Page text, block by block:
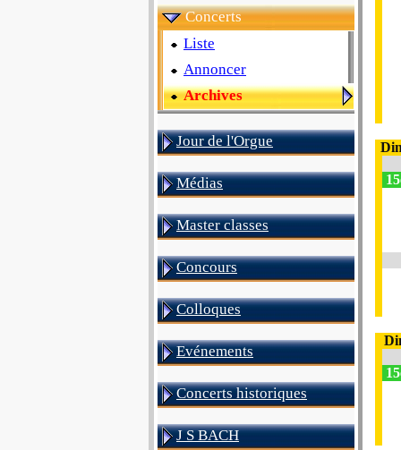
Concerts
Liste
Annoncer
Archives
Jour de l'Orgue
Médias
Master classes
Concours
Colloques
Evénements
Concerts historiques
J S BACH